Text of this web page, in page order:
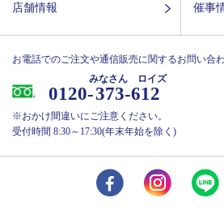
店舗情報 催事
お電話でのご注文や通信販売に関するお問い合
0120-373-612
みなさん ロイズ
※おかけ間違いにご注意ください。
受付時間 8:30～17:30(年末年始を除く)